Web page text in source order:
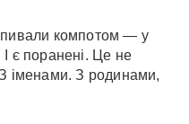
компотом — у
є поранені. Це не
іменами. З родинами,